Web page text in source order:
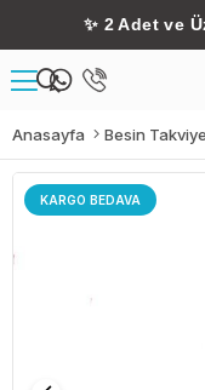
✨ 2 Adet ve
Anasayfa Besin
KARGO BEDAVA